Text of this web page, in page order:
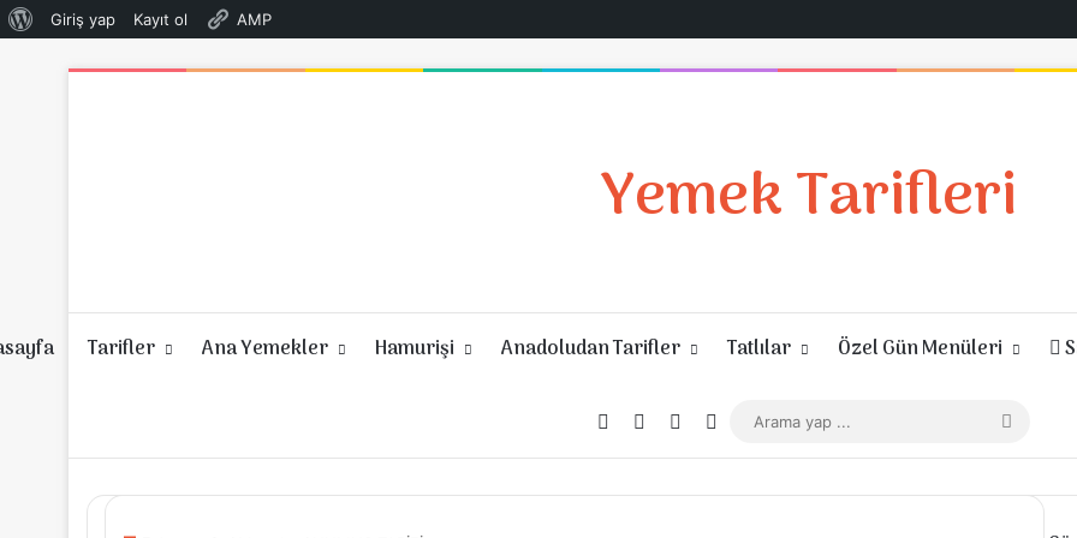
WordPress
Giriş yap Kayıt ol AMP
Yemek Tarifleri
Tarifler Ana Yemekler Hamurişi Anadoludan Tarifler Tatlılar Özel Gün Menüleri
Giriş YapRastgele Makale
Kenar Bölmesi
Dış görünümü değiştir
Arama
yap